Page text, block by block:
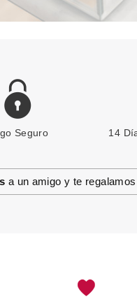
Seguro 14
a un amigo y te regalamos